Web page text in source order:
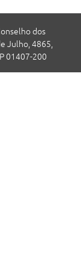
dos
Julho, 4865,
01407-200